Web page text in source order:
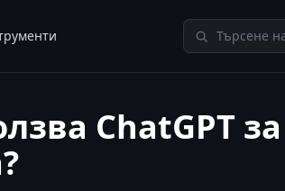
Търсене в
ChatGPT